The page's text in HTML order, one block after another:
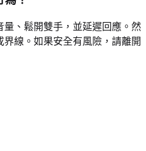
、鬆開雙手，並延遲回應。然
線。如果安全有風險，請離開